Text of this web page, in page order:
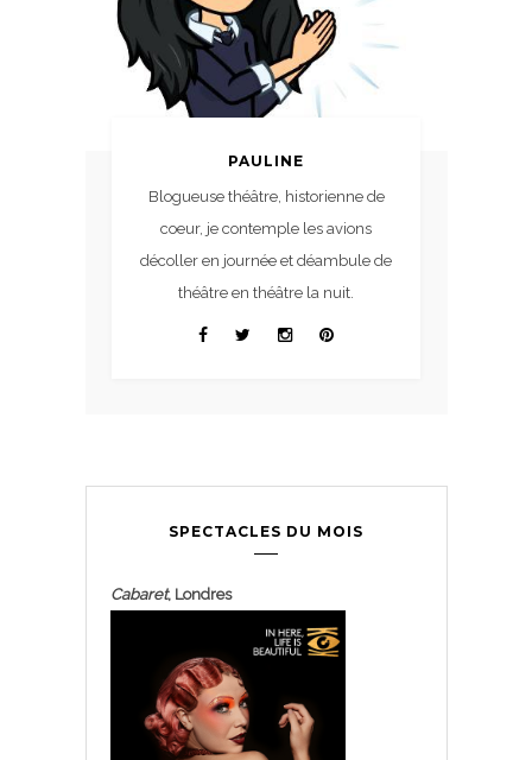
PAULINE
Blogueuse théâtre, historienne de
coeur, je contemple les avions
décoller en journée et déambule de
théâtre en théâtre la nuit.
SPECTACLES DU MOIS
Cabaret, Londres